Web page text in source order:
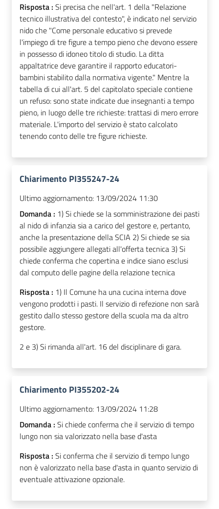
Risposta : Si precisa che nell'art. 1 della "Relazione
tecnico illustrativa del contesto", è indicato nel servizio
nido che "Come personale educativo si prevede
l'impiego di tre figure a tempo pieno che devono essere
in possesso di idoneo titolo di studio. La ditta
appaltatrice deve garantire il rapporto educatori-
bambini stabilito dalla normativa vigente." Mentre la
tabella di cui all'art. 5 del capitolato speciale contiene
un refuso: sono state indicate due insegnanti a tempo
pieno, in luogo delle tre richieste: trattasi di mero errore
materiale. L'importo del servizio è stato calcolato
tenendo conto delle tre figure richieste.
Chiarimento PI355247-24
Ultimo aggiornamento: 13/09/2024 11:30
Domanda : 1) Si chiede se la somministrazione dei pasti
al nido di infanzia sia a carico del gestore e, pertanto,
anche la presentazione della SCIA 2) Si chiede se sia
possibile aggiungere allegati all'offerta tecnica 3) Si
chiede conferma che copertina e indice siano esclusi
dal computo delle pagine della relazione tecnica
Risposta : 1) Il Comune ha una cucina interna dove
vengono prodotti i pasti. Il servizio di refezione non sarà
gestito dallo stesso gestore della scuola ma da altro
gestore.
2 e 3) Si rimanda all'art. 16 del disciplinare di gara.
Chiarimento PI355202-24
Ultimo aggiornamento: 13/09/2024 11:28
Domanda : Si chiede conferma che il servizio di tempo
lungo non sia valorizzato nella base d'asta
Risposta : Si conferma che il servizio di tempo lungo
non è valorizzato nella base d'asta in quanto servizio di
eventuale attivazione opzionale.